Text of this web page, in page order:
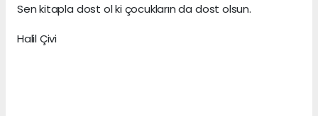
Sen kitapla dost ol ki çocukların da dost olsun.
Halil Çivi